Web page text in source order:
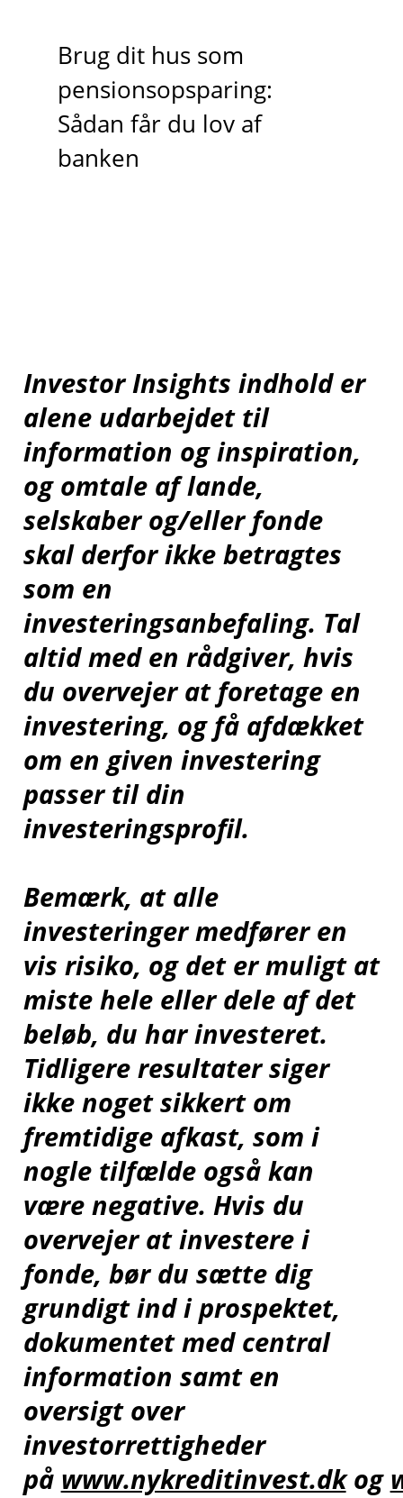
Brug dit hus som
pensionsopsparing:
Sådan får du lov af
banken
Investor Insights indhold er
alene udarbejdet til
information og inspiration,
og omtale af lande,
selskaber og/eller fonde
skal derfor ikke betragtes
som en
investeringsanbefaling. Tal
altid med en rådgiver, hvis
du overvejer at foretage en
investering, og få afdækket
om en given investering
passer til din
investeringsprofil.
Bemærk, at alle
investeringer medfører en
vis risiko, og det er muligt at
miste hele eller dele af det
beløb, du har investeret.
Tidligere resultater siger
ikke noget sikkert om
fremtidige afkast, som i
nogle tilfælde også kan
være negative. Hvis du
overvejer at investere i
fonde, bør du sætte dig
grundigt ind i prospektet,
dokumentet med central
information samt en
oversigt over
investorrettigheder
på www.nykreditinvest.dkog